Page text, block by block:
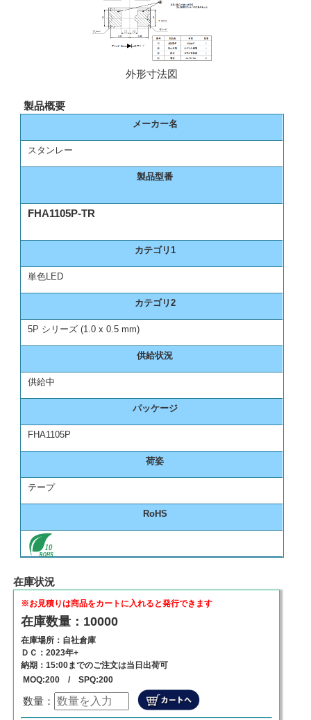
外形寸法図
製品概要
メーカー名
スタンレー
製品型番
FHA1105P-TR
カテゴリ1
単色LED
カテゴリ2
5P シリーズ (1.0 x 0.5 mm)
供給状況
供給中
パッケージ
FHA1105P
荷姿
テープ
RoHS
在庫状況
※お見積りは商品をカートに入れると発行できます
在庫数量：10000
在庫場所：自社倉庫
ＤＣ：2023年+
納期：15:00までのご注文は当日出荷可
MOQ:200 / SPQ:200
数量：